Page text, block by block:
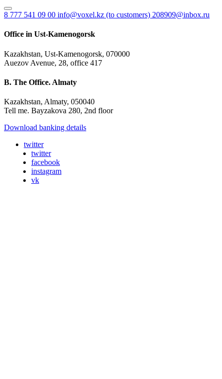
8 777 541 09 00 info@voxel.kz (to customers) 208909@inbox.ru
Office in Ust-Kamenogorsk
Kazakhstan, Ust-Kamenogorsk, 070000
Auezov Avenue, 28, office 417
B. The Office. Almaty
Kazakhstan, Almaty, 050040
Tell me. Bayzakova 280, 2nd floor
Download banking details
twitter
twitter
facebook
instagram
vk